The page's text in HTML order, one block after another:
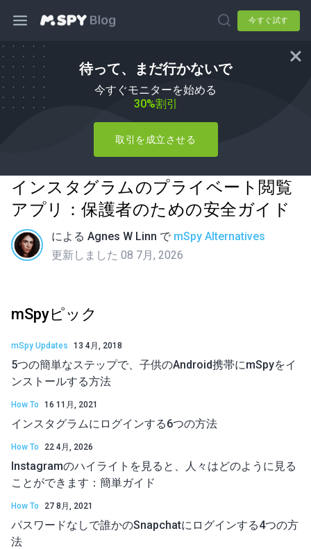
今すぐ試す
待って、まだ行かないで
今すぐモニターを始める
30%割引
取引を成立させる
インスタグラムのプライベート閲覧
アプリ：保護者のための安全ガイド
による Agnes W Linn で mSpy Alternatives
更新しました 08 7月, 2026
mSpyピック
mSpy Updates 13 4月, 2018
5つの簡単なステップで、子供のAndroid携帯にmSpyをイ
ンストールする方法
How To 16 11月, 2021
インスタグラムにログインする6つの方法
How To 22 4月, 2026
Instagramのハイライトを見ると、人々はどのように見る
ことができます：簡単ガイド
How To 27 8月, 2021
パスワードなしで誰かのSnapchatにログインする4つの方
法